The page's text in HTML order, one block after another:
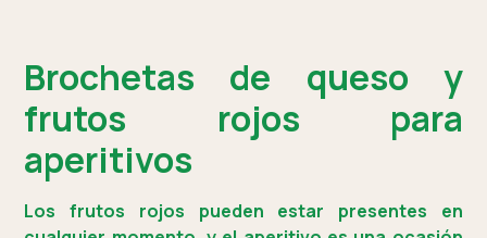
Brochetas de queso y
frutos rojos para
aperitivos
Los frutos rojos pueden estar presentes en